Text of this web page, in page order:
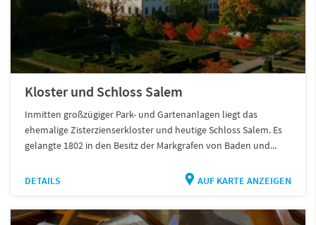
Kloster und Schloss Salem
Inmitten großzügiger Park- und Gartenanlagen liegt das
ehemalige Zisterzienserkloster und heutige Schloss Salem. Es
gelangte 1802 in den Besitz der Markgrafen von Baden und...
DETAILS AUF KARTE ANZEIGEN